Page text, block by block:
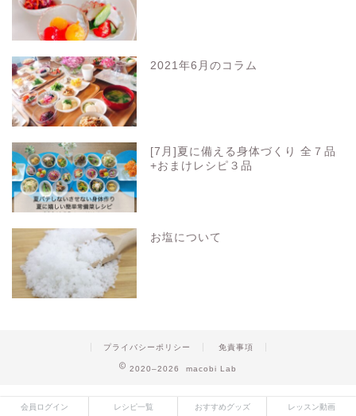
2021年6月のコラム
[7月]夏に備える身体づくり 全７品
+おまけレシピ３品
お塩について
プライバシーポリシー 免責事項
2020–2026 macobi Lab
会員ログイン レシピ一覧 おすすめグッズ レッスン動画